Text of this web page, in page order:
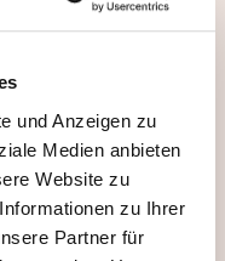
und Anzeigen zu
Medien anbieten
Website zu
zu Ihrer
Partner für